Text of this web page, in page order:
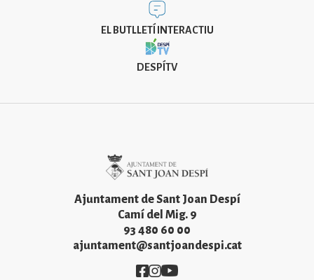
EL BUTLLETÍ INTERACTIU
DESPÍTV
Ajuntament de Sant Joan Despí
Camí del Mig. 9
93 480 60 00
ajuntament@santjoandespi.cat
Imatge
Imatge
Imatge